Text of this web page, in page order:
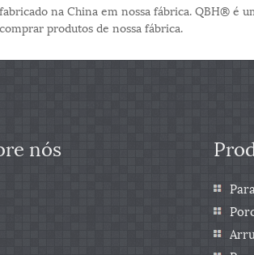
na China em nossa fábrica. QBH®
produtos de nossa fábrica.
nós